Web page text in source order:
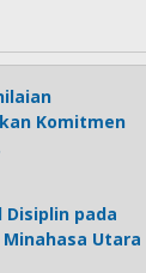
Komitmen
Disiplin pada
Minahasa Utara